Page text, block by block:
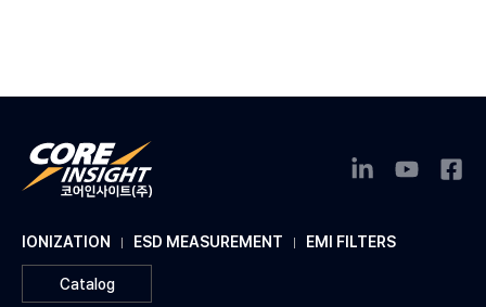
IONIZATION ESD MEASUREMENT EMI FILTERS
Catalog